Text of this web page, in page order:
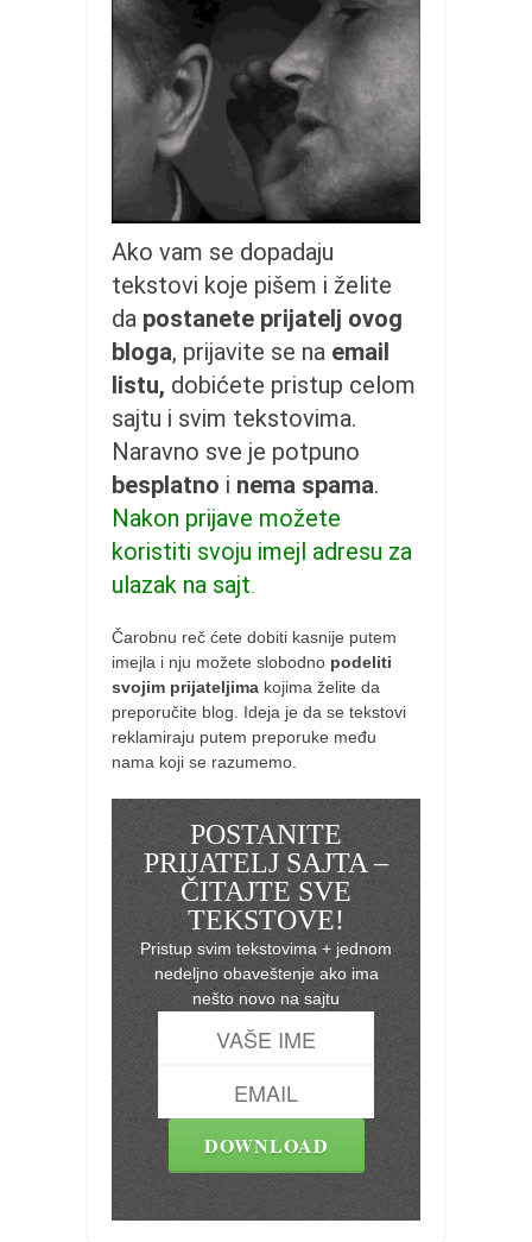
članarina
kontakt
besplatna e-knjiga
termini treninga
kontakt
Ako vam se dopadaju
tekstovi koje pišem i želite
da postanete prijatelj ovog
bloga, prijavite se na email
listu, dobićete pristup celom
sajtu i svim tekstovima.
Naravno sve je potpuno
besplatno i nema spama.
Nakon prijave možete
koristiti svoju imejl adresu za
ulazak na sajt
Čarobnu reč ćete dobiti kasnije putem
imejla i nju možete slobodno podeliti
svojim prijateljima kojima želite da
preporučite blog. Ideja je da se tekstovi
reklamiraju putem preporuke među
nama koji se razumemo.
POSTANITE
PRIJATELJ SAJTA –
ČITAJTE SVE
TEKSTOVE!
Pristup svim tekstovima + jednom
nedeljno obaveštenje ako ima
nešto novo na sajtu